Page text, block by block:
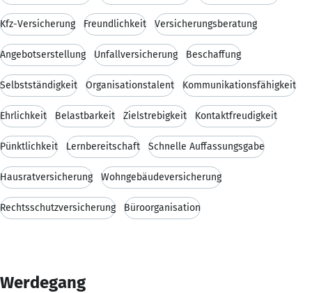
Kfz-Versicherung Freundlichkeit Versicherungsberatung
Angebotserstellung Unfallversicherung Beschaffung
Selbstständigkeit Organisationstalent Kommunikationsfähigkeit
Ehrlichkeit Belastbarkeit Zielstrebigkeit Kontaktfreudigkeit
Pünktlichkeit Lernbereitschaft Schnelle Auffassungsgabe
Hausratversicherung Wohngebäudeversicherung
Rechtsschutzversicherung Büroorganisation
Werdegang